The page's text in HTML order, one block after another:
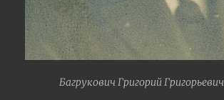
Багрукович Григорий Григорьевич